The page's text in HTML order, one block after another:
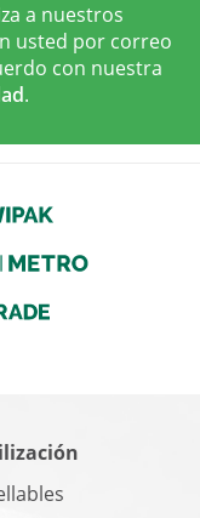
a nuestros
usted por correo
con nuestra
.